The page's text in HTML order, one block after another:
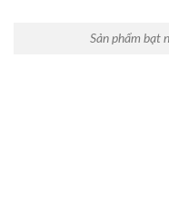
Sản phẩm bạt